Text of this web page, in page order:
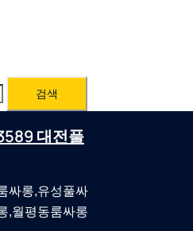
대전풀
싸롱,유성풀싸
,월평동룸싸롱